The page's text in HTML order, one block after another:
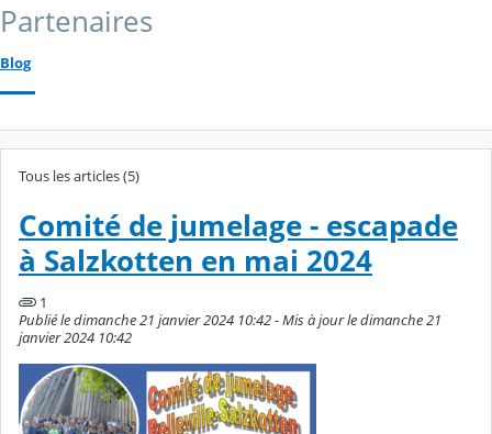
Partenaires
Blog
Tous les articles (5)
Comité de jumelage - escapade
à Salzkotten en mai 2024
1
Publié le dimanche 21 janvier 2024 10:42 - Mis à jour le dimanche 21
janvier 2024 10:42